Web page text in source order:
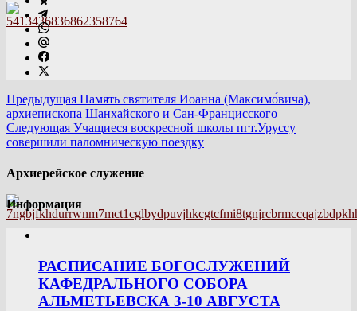
Предыдущая Память святителя Иоанна (Максимо́вича),
архиепископа Шанхайского и Сан-Францисского
Следующая Учащиеся воскресной школы пгт.Уруссу
совершили паломническую поездку
Архиерейское служение
Информация
РАСПИСАНИЕ БОГОСЛУЖЕНИЙ
КАФЕДРАЛЬНОГО СОБОРА
АЛЬМЕТЬЕВСКА 3-10 АВГУСТА